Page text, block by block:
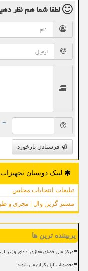
لطفا شما همنظر
= ۱ بعلاوه ۳
فرستادن بازخورد
لینک دوستان
تبلیغات انتخابات مجلس
مستر گرین وال | مجری و
پربیننده ترین ها
مرکز ملی فضای مجازی ادعای وزیر
محصولات اپل گران می شوند